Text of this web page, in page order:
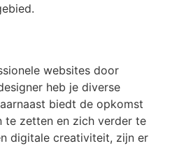
websites door
heb je diverse
biedt de opkomst
te zetten en zich verder te
digitale creativiteit, zijn er